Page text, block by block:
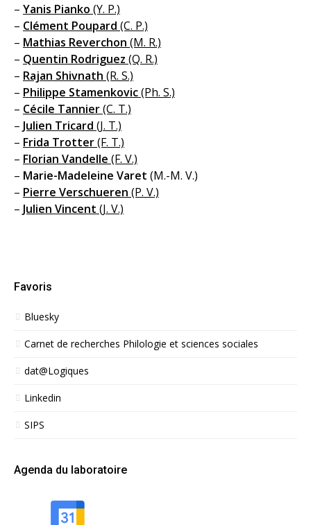
– Yanis Pianko (Y. P.)
– Clément Poupard (C. P.)
– Mathias Reverchon (M. R.)
– Quentin Rodriguez (Q. R.)
– Rajan Shivnath (R. S.)
– Philippe Stamenkovic(Ph. S.)
– Cécile Tannier(C. T.)
– Julien Tricard (J. T.)
– Frida Trotter(F. T.)
– Florian Vandelle (F. V.)
– Marie-Madeleine Varet (M.-M. V.)
– Pierre Verschueren (P. V.)
– Julien Vincent (J. V.)
Favoris
Bluesky
Carnet de recherches Philologie et sciences sociales
dat@Logiques
Linkedin
SIPS
Agenda du laboratoire